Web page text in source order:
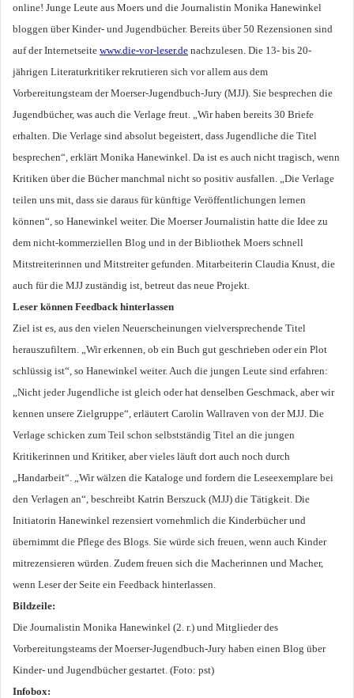
online! Junge Leute aus Moers und die Journalistin Monika Hanewinkel
bloggen über Kinder- und Jugendbücher. Bereits über 50 Rezensionen sind
auf der Internetseite www.die-vor-leser.de nachzulesen. Die 13- bis 20-
jährigen Literaturkritiker rekrutieren sich vor allem aus dem
Vorbereitungsteam der Moerser-Jugendbuch-Jury (MJJ). Sie besprechen die
Jugendbücher, was auch die Verlage freut. „Wir haben bereits 30 Briefe
erhalten. Die Verlage sind absolut begeistert, dass Jugendliche die Titel
besprechen“, erklärt Monika Hanewinkel. Da ist es auch nicht tragisch, wenn
Kritiken über die Bücher manchmal nicht so positiv ausfallen. „Die Verlage
teilen uns mit, dass sie daraus für künftige Veröffentlichungen lernen
können“, so Hanewinkel weiter. Die Moerser Journalistin hatte die Idee zu
dem nicht-kommerziellen Blog und in der Bibliothek Moers schnell
Mitstreiterinnen und Mitstreiter gefunden. Mitarbeiterin Claudia Knust, die
auch für die MJJ zuständig ist, betreut das neue Projekt.
Leser können Feedback hinterlassen
Ziel ist es, aus den vielen Neuerscheinungen vielversprechende Titel
herauszufiltern. „Wir erkennen, ob ein Buch gut geschrieben oder ein Plot
schlüssig ist“, so Hanewinkel weiter. Auch die jungen Leute sind erfahren:
„Nicht jeder Jugendliche ist gleich oder hat denselben Geschmack, aber wir
kennen unsere Zielgruppe“, erläutert Carolin Wallraven von der MJJ. Die
Verlage schicken zum Teil schon selbstständig Titel an die jungen
Kritikerinnen und Kritiker, aber vieles läuft dort auch noch durch
„Handarbeit“. „Wir wälzen die Kataloge und fordern die Leseexemplare bei
den Verlagen an“, beschreibt Katrin Berszuck (MJJ) die Tätigkeit. Die
Initiatorin Hanewinkel rezensiert vornehmlich die Kinderbücher und
übernimmt die Pflege des Blogs. Sie würde sich freuen, wenn auch Kinder
mitrezensieren würden. Zudem freuen sich die Macherinnen und Macher,
wenn Leser der Seite ein Feedback hinterlassen.
Bildzeile:
Die Journalistin Monika Hanewinkel (2. r.) und Mitglieder des
Vorbereitungsteams der Moerser-Jugendbuch-Jury haben einen Blog über
Kinder- und Jugendbücher gestartet. (Foto: pst)
Infobox: